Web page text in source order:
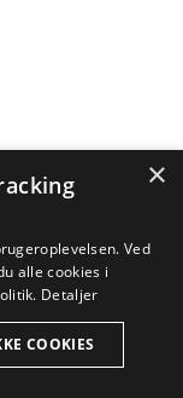
×
Ved
alle cookies i
Detaljer
COOKIES